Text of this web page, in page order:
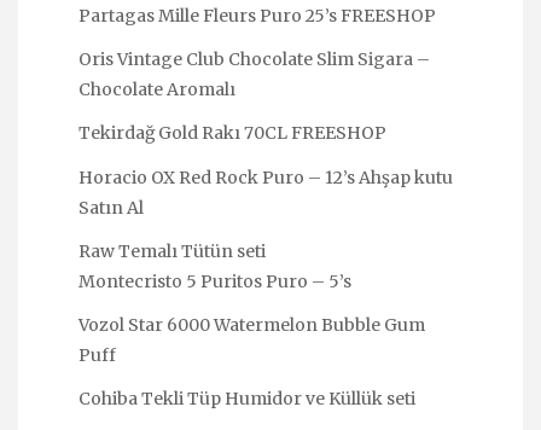
Partagas Mille Fleurs Puro 25’s FREESHOP
Oris Vintage Club Chocolate Slim Sigara –
Chocolate Aromalı
Tekirdağ Gold Rakı 70CL FREESHOP
Horacio OX Red Rock Puro – 12’s Ahşap kutu
Satın Al
Raw Temalı Tütün seti
Montecristo 5 Puritos Puro – 5’s
Vozol Star 6000 Watermelon Bubble Gum
Puff
Cohiba Tekli Tüp Humidor ve Küllük seti